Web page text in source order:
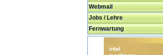
Webmail
Jobs / Lehre
Fernwartung